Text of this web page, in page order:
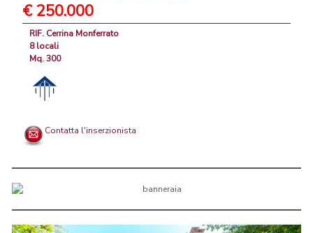
€ 250.000
RIF. Cerrina Monferrato
8 locali
Mq. 300
Contatta l'inserzionista